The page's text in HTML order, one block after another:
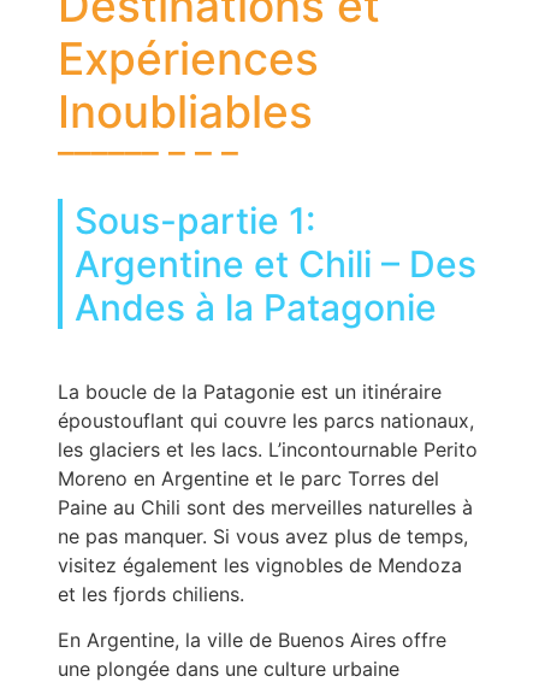
Expériences
Inoubliables
Sous-partie 1:
Argentine et Chili – Des
Andes à la Patagonie
La boucle de la Patagonie est un itinéraire
époustouflant qui couvre les parcs nationaux,
les glaciers et les lacs. L’incontournable Perito
Moreno en Argentine et le parc Torres del
Paine au Chili sont des merveilles naturelles à
ne pas manquer. Si vous avez plus de temps,
visitez également les vignobles de Mendoza
et les fjords chiliens.
En Argentine, la ville de Buenos Aires offre
une plongée dans une culture urbaine